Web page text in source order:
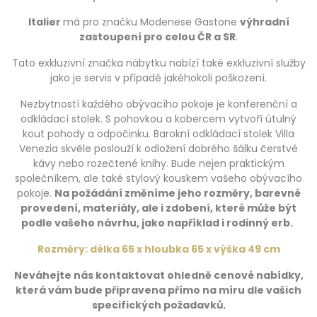
Italier má pro značku Modenese Gastone výhradní
zastoupení pro celou ČR a SR.
Tato exkluzivní značka nábytku nabízí také exkluzivní služby
jako je servis v případě jakéhokoli poškození.
Nezbytností každého obývacího pokoje je konferenční a
odkládací stolek. S pohovkou a kobercem vytvoří útulný
kout pohody a odpočinku. Barokní odkládací stolek Villa
Venezia skvěle poslouží k odložení dobrého šálku čerstvé
kávy nebo rozečtené knihy. Bude nejen praktickým
společníkem, ale také stylový kouskem vašeho obývacího
pokoje. Na požádání změníme jeho rozměry, barevné
provedení, materiály, ale i zdobení, které může být
podle vašeho návrhu, jako například i rodinný erb.
Rozměry: délka 65 x hloubka 65 x výška 49 cm
Neváhejte nás kontaktovat ohledně cenové nabídky,
která vám bude připravena přímo na míru dle vašich
specifických požadavků.